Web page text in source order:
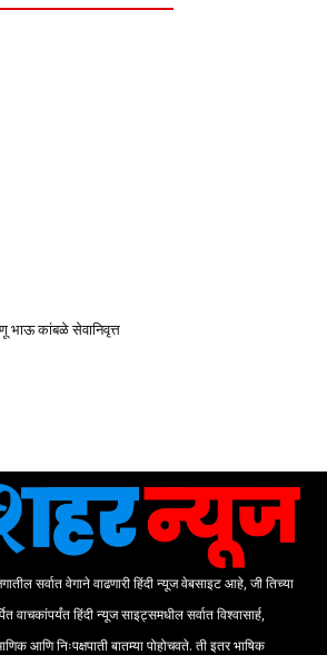
भाऊ कांबळे सेवानिवृत्त
सर्वात वेगाने वाढणारी हिंदी न्यूज वेबसाइट आहे, जी तिच्या
वाचकांपर्यंत हिंदी न्यूज साइट्समधील सर्वात विश्वासार्ह,
आणि निःपक्षपाती बातम्या पोहोचवते. ती इतर भाषिक